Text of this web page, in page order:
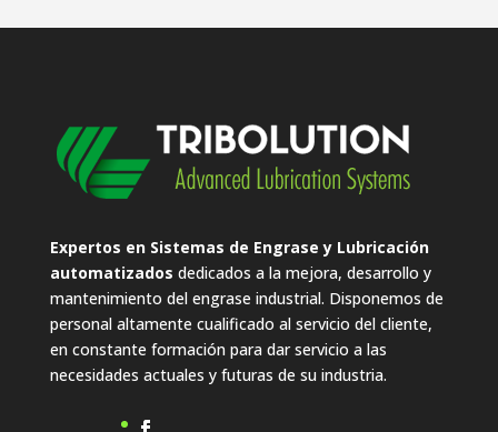
Expertos en Sistemas de Engrase y Lubricación
automatizados dedicados a la mejora, desarrollo y
mantenimiento del engrase industrial. Disponemos de
personal altamente cualificado al servicio del cliente,
en constante formación para dar servicio a las
necesidades actuales y futuras de su industria.